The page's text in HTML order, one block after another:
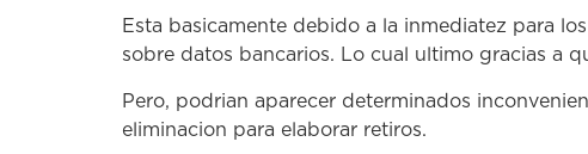
Esta basicamente debido a la inmediatez para
sobre datos bancarios. Lo cual ultimo gracias a
Pero, podrian aparecer determinados
eliminacion para elaborar retiros.